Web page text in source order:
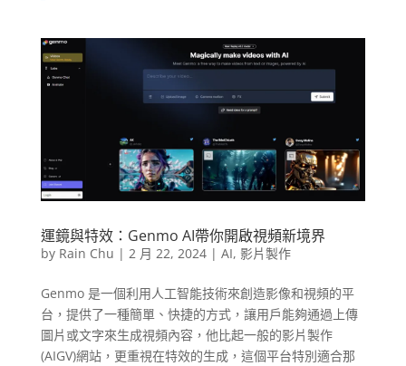
運鏡與特效：Genmo AI帶你開啟視頻新境界
by Rain Chu | 2 月 22, 2024| AI, 影片製作
Genmo 是一個利用人工智能技術來創造影像和視頻的平
台，提供了一種簡單、快捷的方式，讓用戶能夠通過上傳
圖片或文字來生成視頻內容，他比起一般的影片製作
(AIGV)網站，更重視在特效的生成，這個平台特別適合那